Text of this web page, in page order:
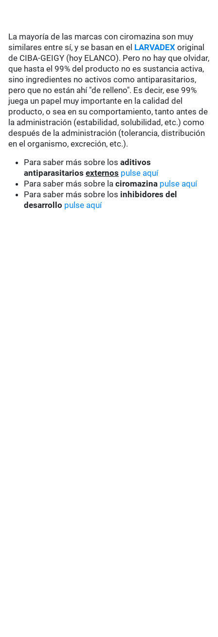
La mayoría de las marcas con ciromazina son muy
similares entre sí, y se basan en el LARVADEX original
de CIBA-GEIGY (hoy ELANCO). Pero no hay que olvidar,
que hasta el 99% del producto no es sustancia activa,
sino ingredientes no activos como antiparasitarios,
pero que no están ahí "de relleno". Es decir, ese 99%
juega un papel muy importante en la calidad del
producto, o sea en su comportamiento, tanto antes de
la administración (estabilidad, solubilidad, etc.) como
después de la administración (tolerancia, distribución
en el organismo, excreción, etc.).
Para saber más sobre losaditivos
antiparasitariosexternos pulse aquí
Para saber más sobre laciromazina pulse aquí
Para saber más sobre los inhibidores del
desarrollo pulse aquí